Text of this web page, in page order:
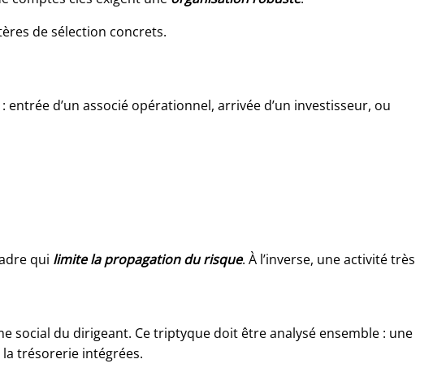
de sélection concrets.
entrée d’un associé opérationnel, arrivée d’un investisseur, ou
qui limite la propagation du risque. À l’inverse, une activité très
social du dirigeant. Ce triptyque doit être analysé ensemble : une
trésorerie intégrées.